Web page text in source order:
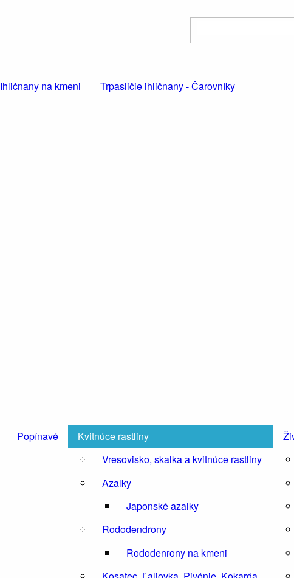
Ihličnany na kmeni Trpasličie ihličnany - Čarovníky
Popínavé
Kvitnúce rastliny
Vresovisko, skalka a kvitnúce rastliny
Azalky
Japonské azalky
Rododendrony
Rododenrony na kmeni